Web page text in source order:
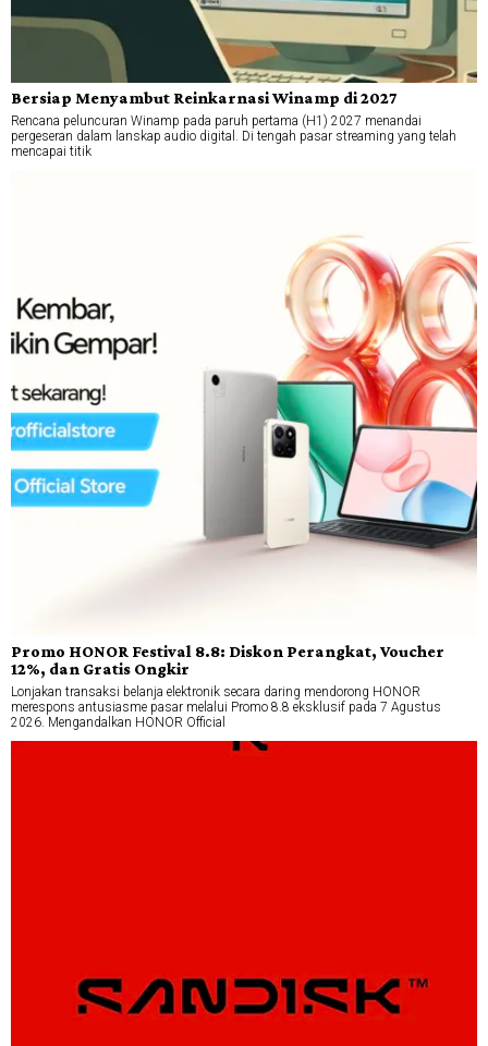
Bersiap Menyambut Reinkarnasi Winamp di 2027
Rencana peluncuran Winamp pada paruh pertama (H1) 2027 menandai
pergeseran dalam lanskap audio digital. Di tengah pasar streaming yang telah
mencapai titik
Promo HONOR Festival 8.8: Diskon Perangkat, Voucher
12%, dan Gratis Ongkir
Lonjakan transaksi belanja elektronik secara daring mendorong HONOR
merespons antusiasme pasar melalui Promo 8.8 eksklusif pada 7 Agustus
2026. Mengandalkan HONOR Official